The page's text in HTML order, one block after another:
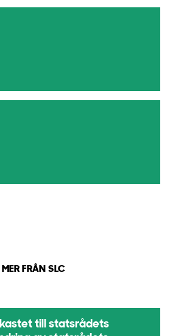
MER FRÅN SLC
till statsrådets